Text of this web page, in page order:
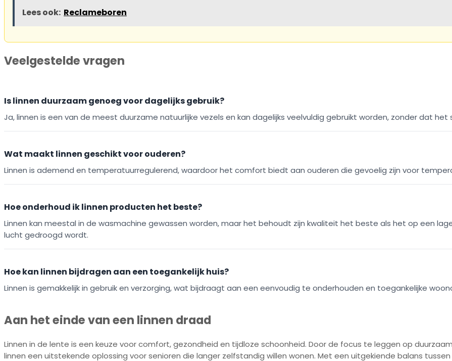
Lees ook: Reclameboren
Veelgestelde vragen
Is linnen duurzaam genoeg voor dagelijks gebruik?
Ja, linnen is een van de meest duurzame natuurlijke vezels en kan dagelijks veelvuldig gebruikt worden, zonder dat het
Wat maakt linnen geschikt voor ouderen?
Linnen is ademend en temperatuurregulerend, waardoor het comfort biedt aan ouderen die gevoelig zijn voor
Hoe onderhoud ik linnen producten het beste?
Linnen kan meestal in de wasmachine gewassen worden, maar het behoudt zijn kwaliteit het beste als het op een
lucht gedroogd wordt.
Hoe kan linnen bijdragen aan een toegankelijk huis?
Linnen is gemakkelijk in gebruik en verzorging, wat bijdraagt aan een eenvoudig te onderhouden en toegankelijke
Aan het einde van een linnen draad
Linnen in de lente is een keuze voor comfort, gezondheid en tijdloze schoonheid. Door de focus te leggen op
linnen een uitstekende oplossing voor senioren die langer zelfstandig willen wonen. Met een uitgekiende balans